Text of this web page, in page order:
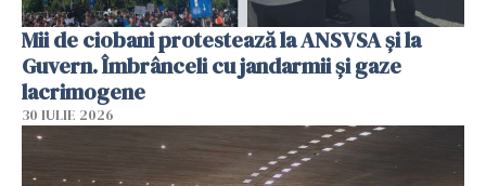
Mii de ciobani protestează la ANSVSA și la
Guvern. Îmbrânceli cu jandarmii și gaze
lacrimogene
30 IULIE 2026